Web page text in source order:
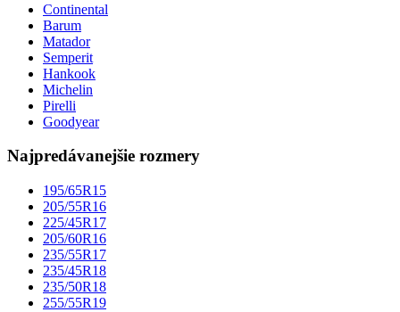
Continental
Barum
Matador
Semperit
Hankook
Michelin
Pirelli
Goodyear
Najpredávanejšie rozmery
195/65R15
205/55R16
225/45R17
205/60R16
235/55R17
235/45R18
235/50R18
255/55R19